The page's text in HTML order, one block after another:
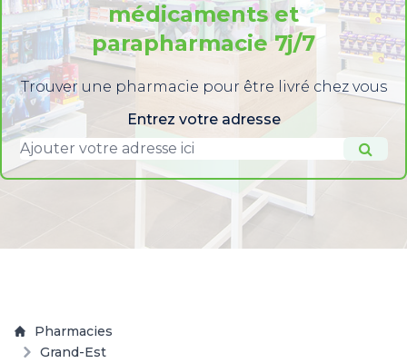
médicaments et
parapharmacie 7j/7
Trouver une pharmacie pour être livré chez vous
Entrez votre adresse
Pharmacies
Grand-Est